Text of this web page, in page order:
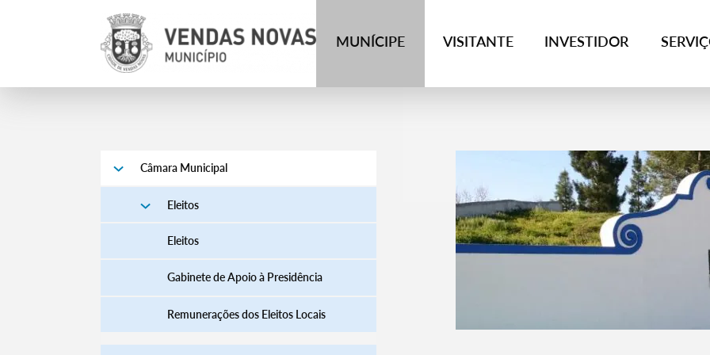
MUNÍCIPE VISITANTE INVESTIDOR
Câmara Municipal
Eleitos
Eleitos
Gabinete de Apoio à Presidência
Remunerações dos Eleitos Locais